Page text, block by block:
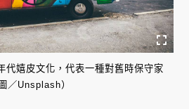
代嬉皮文化，代表一種對舊時保守家
／Unsplash）